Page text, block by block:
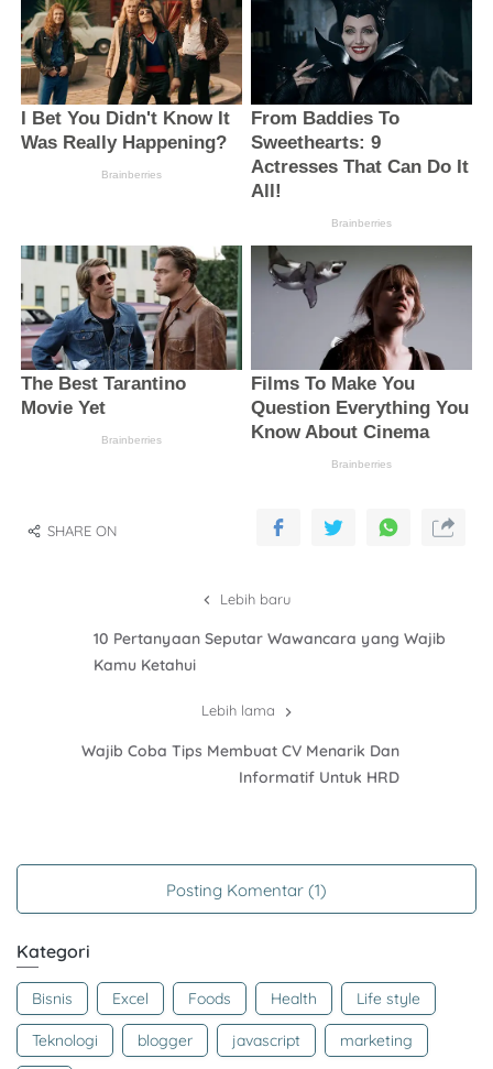
SHARE ON
Lebih baru
10 Pertanyaan Seputar Wawancara yang Wajib
Kamu Ketahui
Lebih lama
Wajib Coba Tips Membuat CV Menarik Dan
Informatif Untuk HRD
Posting Komentar (1)
Kategori
Bisnis Excel Foods Health Life style
Teknologi blogger javascript marketing